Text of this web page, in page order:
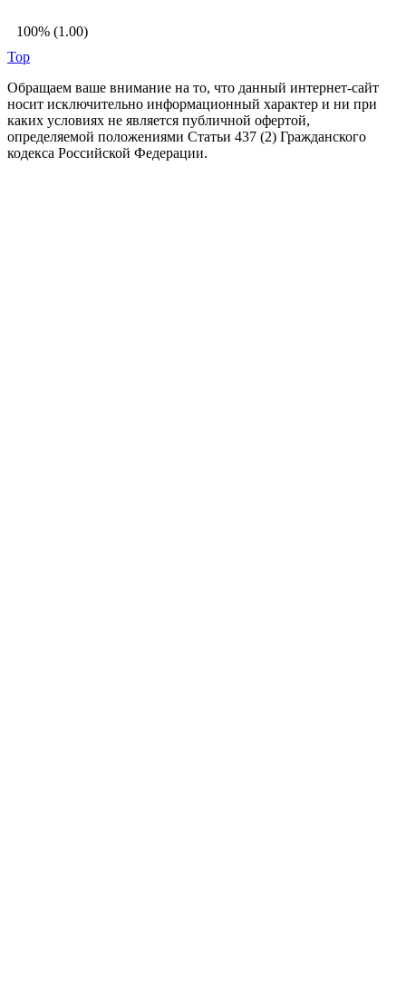
100% (1.00)
Top
Обращаем ваше внимание на то, что данный интернет-сайт
носит исключительно информационный характер и ни при
каких условиях не является публичной офертой,
определяемой положениями Статьи 437 (2) Гражданского
кодекса Российской Федерации.